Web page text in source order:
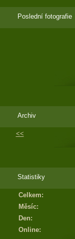
Poslední fotografie
Archiv
<<
Statistiky
Online:
Celkem:
Měsíc:
Den: